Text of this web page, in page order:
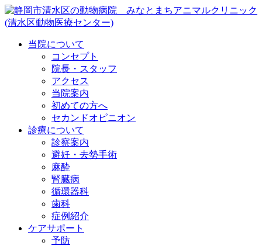
当院について
コンセプト
院長・スタッフ
アクセス
当院案内
初めての方へ
セカンドオピニオン
診療について
診察案内
避妊・去勢手術
麻酔
腎臓病
循環器科
歯科
症例紹介
ケアサポート
予防